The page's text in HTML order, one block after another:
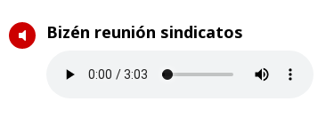
Bizén reunión sindicatos